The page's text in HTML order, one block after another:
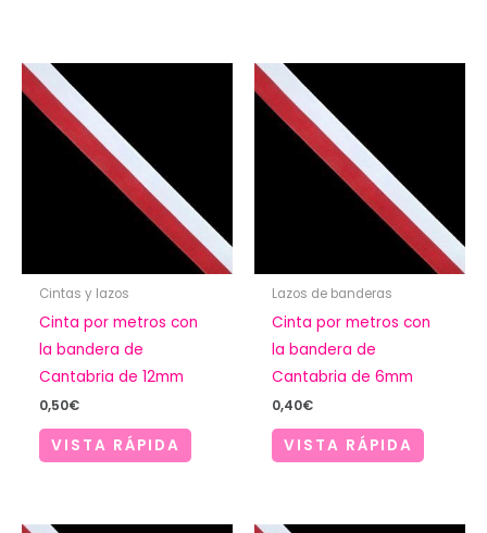
Cintas y lazos
Cinta por metros con
la bandera de
Cantabria de 12mm
0,50€
VISTA RÁPIDA
Lazos de banderas
Cinta por metros con
la bandera de
Cantabria de 6mm
0,40€
VISTA RÁPIDA